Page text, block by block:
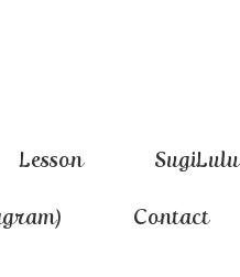
Lesson SugiLulu
Contact